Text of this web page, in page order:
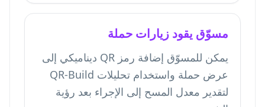
مسوّق يقود زيارات حملة
يمكن للمسوّق إضافة رمز QR ديناميكي إلى
عرض حملة واستخدام تحليلات QR-Build
لتقدير معدل المسح إلى الإجراء بعد رؤية